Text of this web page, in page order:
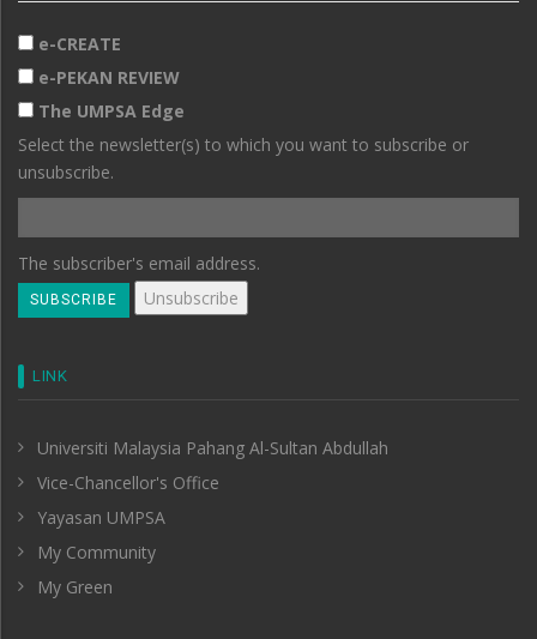
e-CREATE
e-PEKAN REVIEW
The UMPSA Edge
Select the newsletter(s) to which you want to subscribe or
unsubscribe.
The subscriber's email address.
LINK
Universiti Malaysia Pahang Al-Sultan Abdullah
Vice-Chancellor's Office
Yayasan UMPSA
My Community
My Green